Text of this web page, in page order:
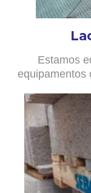
Estamos
equipamentos